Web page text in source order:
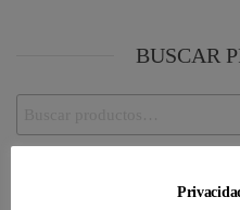
BUSCAR
por:
CATEGORÍAS